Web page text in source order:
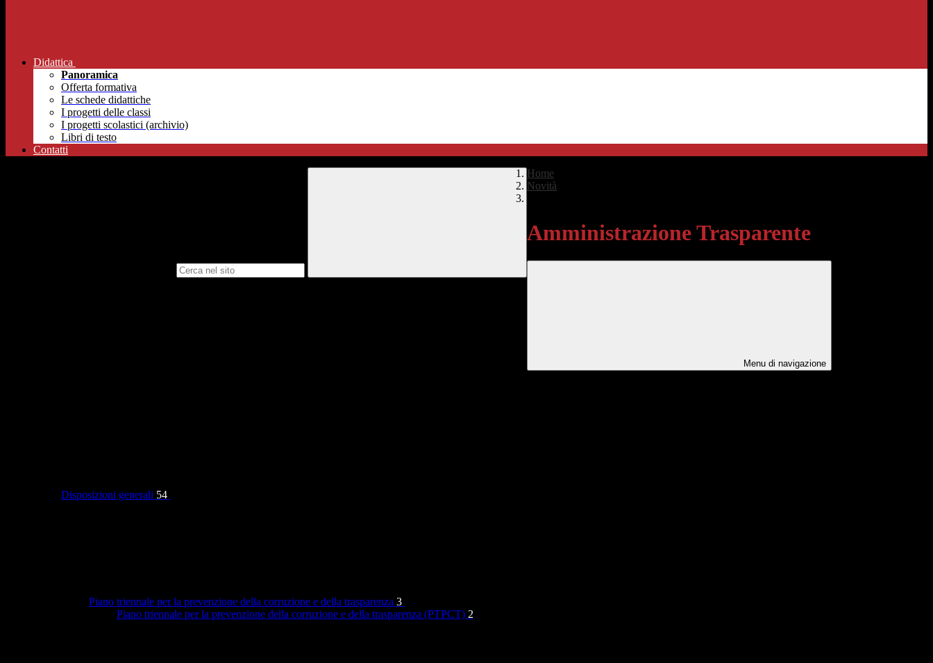
Didattica
Panoramica
Offerta formativa
Le schede didattiche
I progetti delle classi
I progetti scolastici (archivio)
Libri di testo
Contatti
Home
Novità
Amministrazione Trasparente
Menu di navigazione
Disposizioni generali 54
Piano triennale per la prevenzione della corruzione e della trasparenza 3
Piano triennale per la prevenzione della corruzione e della trasparenza (PTPCT) 2